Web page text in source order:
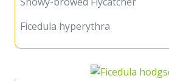
Ficedula hyperythra